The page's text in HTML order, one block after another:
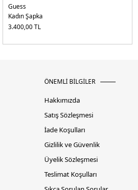
Guess
Kadın Şapka
3.400,00TL
ÖNEMLİ BİLGİLER
Hakkımızda
Satış Sözleşmesi
İade Koşulları
Gizlilik ve Güvenlik
Üyelik Sözleşmesi
Teslimat Koşulları